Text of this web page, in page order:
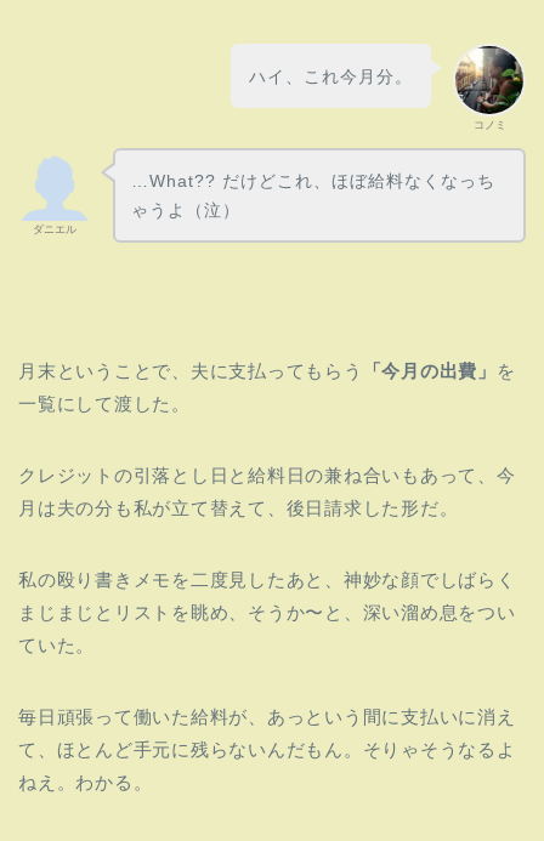
コノミ
ハイ、これ今月分。
ダニエル
…What?? だけどこれ、ほぼ給料なくなっち
ゃうよ（泣）
月末ということで、夫に支払ってもらう 「今月の出費」
を
一覧にして渡した。
クレジットの引落とし日と給料日の兼ね合いもあって、 今
月は夫の分も私が立て替えて、後日請求した形だ。
私の殴り書きメモを二度見したあと、 神妙な顔でしばらく
まじまじとリストを眺め、そうか〜と、 深い溜め息をつい
ていた。
毎日頑張って働いた給料が、あっという間に支払いに消え
て、 ほとんど手元に残らないんだもん。そりゃそうなるよ
ねえ。 わかる。